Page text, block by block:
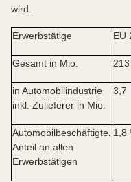
wird.
Erwerbstätige EU
Gesamt in Mio. 213
in Automobilindustrie
inkl. Zulieferer in Mio.
3,7
Automobilbeschäftigte,
Anteil an allen
Erwerbstätigen
1,8